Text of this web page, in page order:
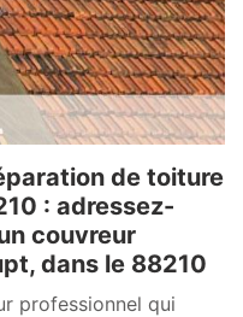
de toiture
: adressez-
couvreur
dans le 88210
professionnel qui